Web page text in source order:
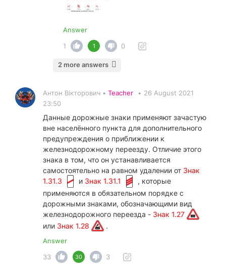
Answer
1
1 0
2 more answers
Антон Вікторович • Teacher • 26 August 2021
23:50
Данные дорожные знаки применяют зачастую
вне населённого пункта для дополнительного
предупреждения о приближении к
железнодорожному переезду. Отличие этого
знака в том, что он устанавливается
самостоятельно на равном удалении от Знак
1.31.3
и Знак 1.31.1
, которые
применяются в обязательном порядке с
дорожными знаками, обозначающими вид
железнодорожного переезда - Знак 1.27
или Знак 1.28 .
Answer
33
30 3